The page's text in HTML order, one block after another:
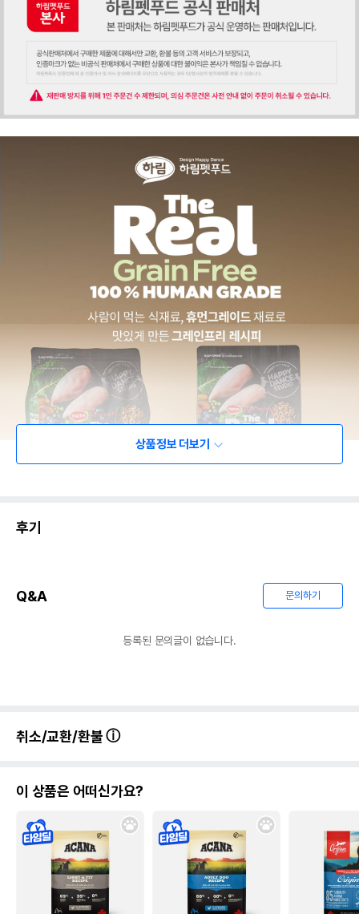
상품정보 더보기
후기
Q&A 문의하기
등록된 문의글이 없습니다.
취소/교환/환불
이 상품은 어떠신가요?